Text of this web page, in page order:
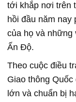
tới khắp nơi trên
hồi đầu năm nay
của họ và
Ấn Độ.
Theo cuộc điều
Giao thông
lớn và chuẩn bị